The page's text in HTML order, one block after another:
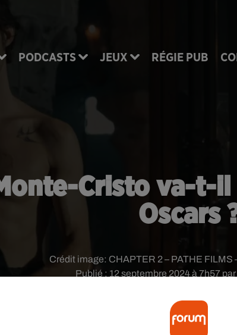
PODCASTS JEUX RÉGIE PUB
Cristo va-t-
Oscars
Publié : 12 septembre 2024 à 7h57
Crédit image: CHAPTER 2 – PATHE FILMS